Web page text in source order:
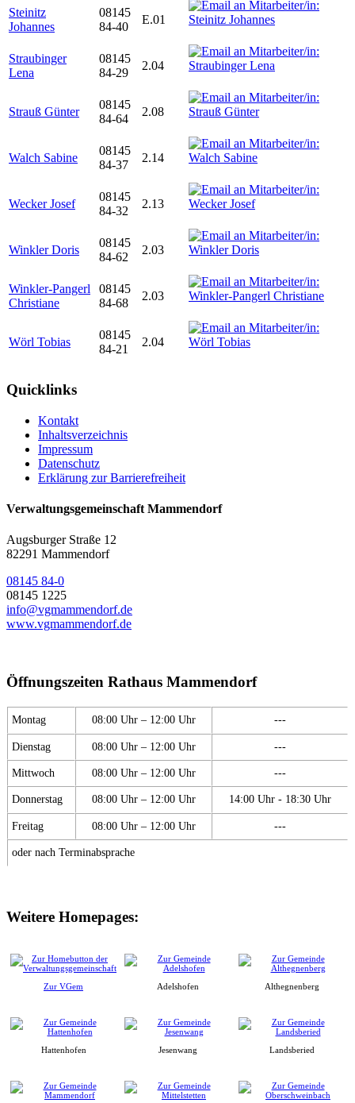
Steinitz
Johannes
08145
84-40
E.01
Straubinger
Lena
08145
84-29
2.04
Strauß Günter
08145
84-64
2.08
Walch Sabine
08145
84-37
2.14
Wecker Josef
08145
84-32
2.13
Winkler Doris
08145
84-62
2.03
Winkler-Pangerl
Christiane
08145
84-68
2.03
Wörl Tobias
08145
84-21
2.04
Quicklinks
Kontakt
Inhaltsverzeichnis
Impressum
Datenschutz
Erklärung zur Barrierefreiheit
Verwaltungsgemeinschaft Mammendorf
Augsburger Straße 12
82291 Mammendorf
08145 84-0
08145 1225
info@vgmammendorf.de
www.vgmammendorf.de
Öffnungszeiten Rathaus Mammendorf
Montag 08:00 Uhr – 12:00 Uhr ---
Dienstag 08:00 Uhr – 12:00 Uhr ---
Mittwoch 08:00 Uhr – 12:00 Uhr ---
Donnerstag 08:00 Uhr – 12:00 Uhr 14:00 Uhr - 18:30 Uhr
Freitag 08:00 Uhr – 12:00 Uhr ---
oder nach Terminabsprache
Weitere Homepages:
Zur VGem Adelshofen Althegnenberg
Hattenhofen Jesenwang Landsberied